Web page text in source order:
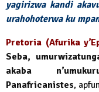
yagirizwa kandi
urahohoterwa ku
Pretoria (Afurika
Seba,
akaba
Panafricanistes,